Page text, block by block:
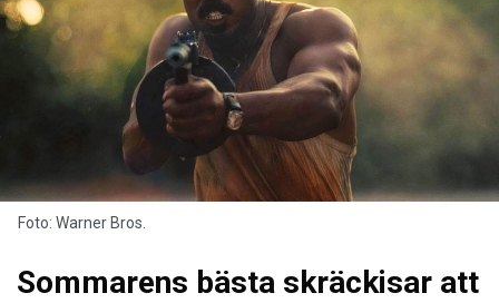
Foto: Warner Bros.
Sommarens bästa skräckisar att